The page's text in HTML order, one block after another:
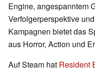
Engine, angespanntem
Verfolgerperspektive
Kampagnen bietet das
aus Horror, Action und
Auf Steam hat Resident